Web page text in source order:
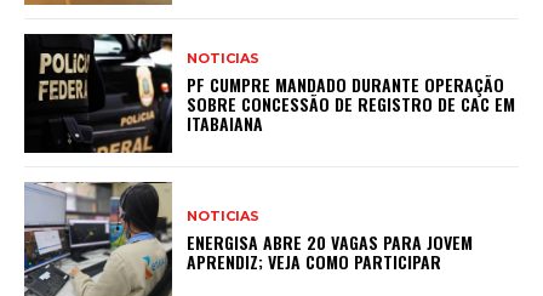
NOTICIAS
PF CUMPRE MANDADO DURANTE OPERAÇÃO
SOBRE CONCESSÃO DE REGISTRO DE CAC EM
ITABAIANA
NOTICIAS
ENERGISA ABRE 20 VAGAS PARA JOVEM
APRENDIZ; VEJA COMO PARTICIPAR